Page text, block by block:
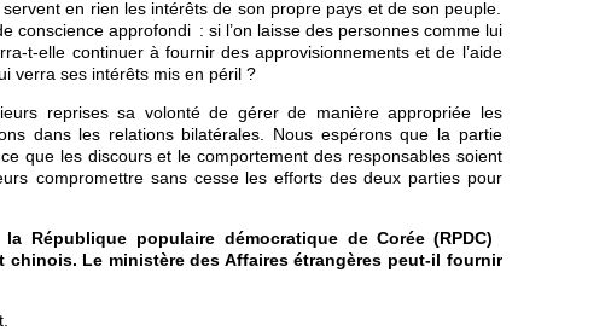
en rien les intérêts de son propre pays et de son peuple.
conscience approfondi : si l’on laisse des personnes comme lui
t-elle continuer à fournir des approvisionnements et de l’aide
verra ses intérêts mis en péril ?
reprises sa volonté de gérer de manière appropriée les
dans les relations bilatérales. Nous espérons que la partie
que les discours et le comportement des responsables soient
compromettre sans cesse les efforts des deux parties pour
République populaire démocratique de Corée (RPDC)
chinois. Le ministère des Affaires étrangères peut-il fournir